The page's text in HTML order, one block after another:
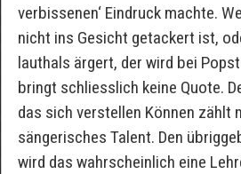
verbissenen‘ Eindruck machte.
nicht ins Gesicht getackert ist,
lauthals ärgert, der wird bei
bringt schliesslich keine Quote.
das sich verstellen Können zählt
sängerisches Talent. Den
wird das wahrscheinlich eine